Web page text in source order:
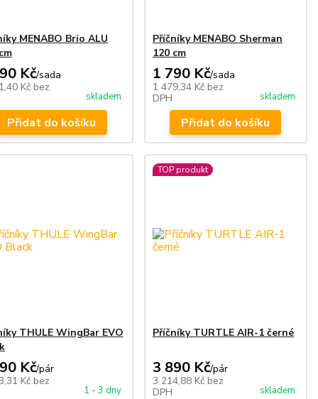
MENABO Brio ALU
Kč/sada
Kč bez
skladem
Přidat do košíku
Příčníky MENABO Sherman
120 cm
1 790 Kč/sada
1 479,34 Kč bez
DPH
skladem
Přidat do košíku
THULE WingBar EVO
Kč/pár
Kč bez
1 - 3 dny
TOP produkt
Příčníky TURTLE AIR-1 černé
3 890 Kč/pár
3 214,88 Kč bez
DPH
skladem